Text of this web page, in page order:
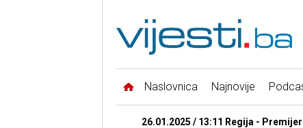
Naslovnica Najnovije
26.01.2025 / 13:11 Regija -